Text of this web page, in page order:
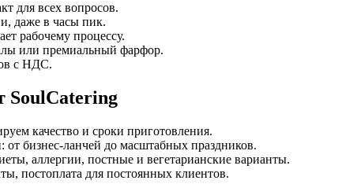
для всех вопросов.
даже в часы пик.
рабочему процессу.
или премиальный фарфор.
с НДС.
SoulCatering
качество и сроки приготовления.
бизнес-ланчей до масштабных праздников.
аллергии, постные и вегетарианские варианты.
постоплата для постоянных клиентов.